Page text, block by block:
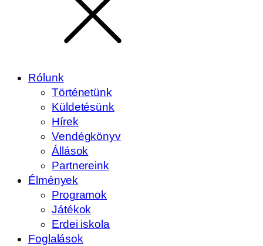
Rólunk
Történetünk
Küldetésünk
Hírek
Vendégkönyv
Állások
Partnereink
Élmények
Programok
Játékok
Erdei iskola
Foglalások